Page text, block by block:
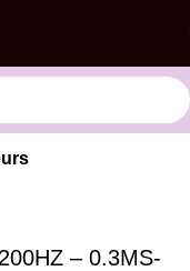
– 0.3MS-